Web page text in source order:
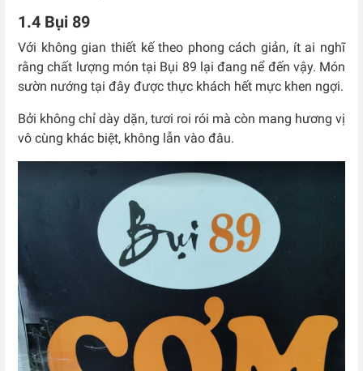
1.4 Bụi 89
Với không gian thiết kế theo phong cách giản, ít ai nghĩ
rằng chất lượng món tại Bụi 89 lại đang nể đến vậy. Món
sườn nướng tại đây được thực khách hết mực khen ngợi.
Bởi không chỉ dày dặn, tươi roi rói mà còn mang hương vị
vô cùng khác biệt, không lẫn vào đâu.